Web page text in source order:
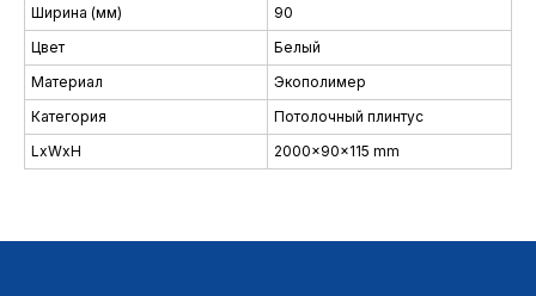
Ширина (мм)
90
Цвет
Белый
Материал
Экополимер
Категория
Потолочный плинтус
LxWxH
2000x90x115 mm